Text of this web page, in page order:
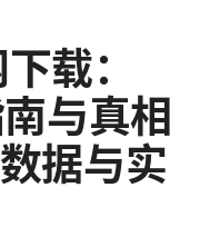
载：
与真相
据与实